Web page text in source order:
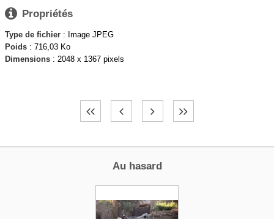
 Propriétés
Type de fichier : Image JPEG
Poids : 716,03 Ko
Dimensions : 2048 x 1367 pixels
Au hasard